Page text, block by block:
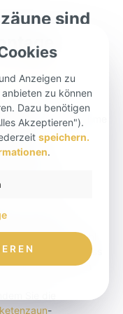
sind
mittels
oder Zuhilfenahme
für jedes
in den Pfosten
pro Pfahl
montieren, so dass
Zaunlatten nicht in
Sie die
-
Anzeigen zu
zu können
Dazu benötigen
Akzeptieren").
speichern.
.